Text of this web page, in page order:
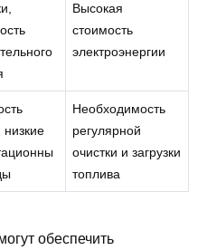
Высокая
стоимость
электроэнергии
низкие
Необходимость
регулярной
очистки и загрузки
топлива
обеспечить